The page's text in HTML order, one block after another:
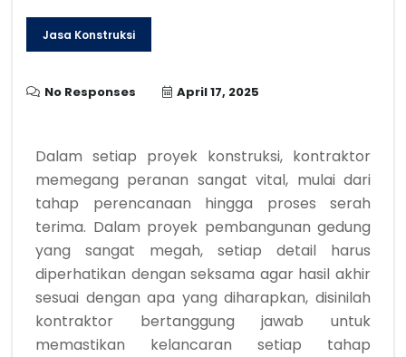
Jasa Konstruksi
No Responses April 17, 2025
Dalam setiap proyek konstruksi, kontraktor
memegang peranan sangat vital, mulai dari
tahap perencanaan hingga proses serah
terima. Dalam proyek pembangunan gedung
yang sangat megah, setiap detail harus
diperhatikan dengan seksama agar hasil akhir
sesuai dengan apa yang diharapkan, disinilah
kontraktor bertanggung jawab untuk
memastikan kelancaran setiap tahap